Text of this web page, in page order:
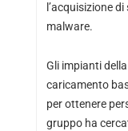
l’acquisizione
malware.
Gli impianti
caricamento
per ottenere
gruppo ha